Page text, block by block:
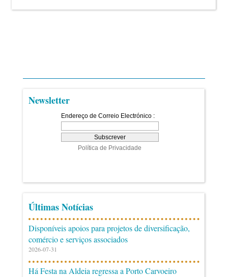
Newsletter
Últimas Notícias
Disponíveis apoios para projetos de diversificação,
comércio e serviços associados
2026-07-31
Há Festa na Aldeia regressa a Porto Carvoeiro